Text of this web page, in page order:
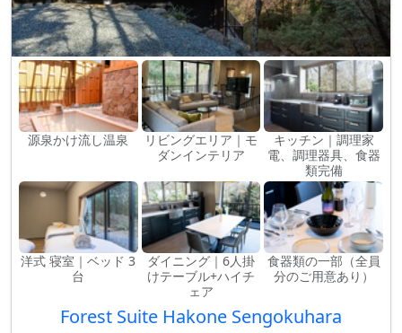
源泉かけ流し温泉
リビングエリア｜モ
ダンインテリア
キッチン｜調理家
電、調理器具、食器
類完備
洋式 寝室｜ベッド 3
台
ダイニング｜6人掛
けテーブル+ハイチ
ェア
食器類の一部（全員
分のご用意あり）
Forest Suite Hakone Sengokuhara